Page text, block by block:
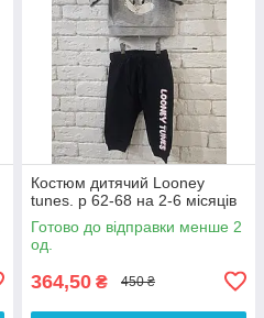
Костюм дитячий Looney
tunes. р 62-68 на 2-6 місяців
Готово до відправки менше 2
од.
364,50 ₴ 450 ₴